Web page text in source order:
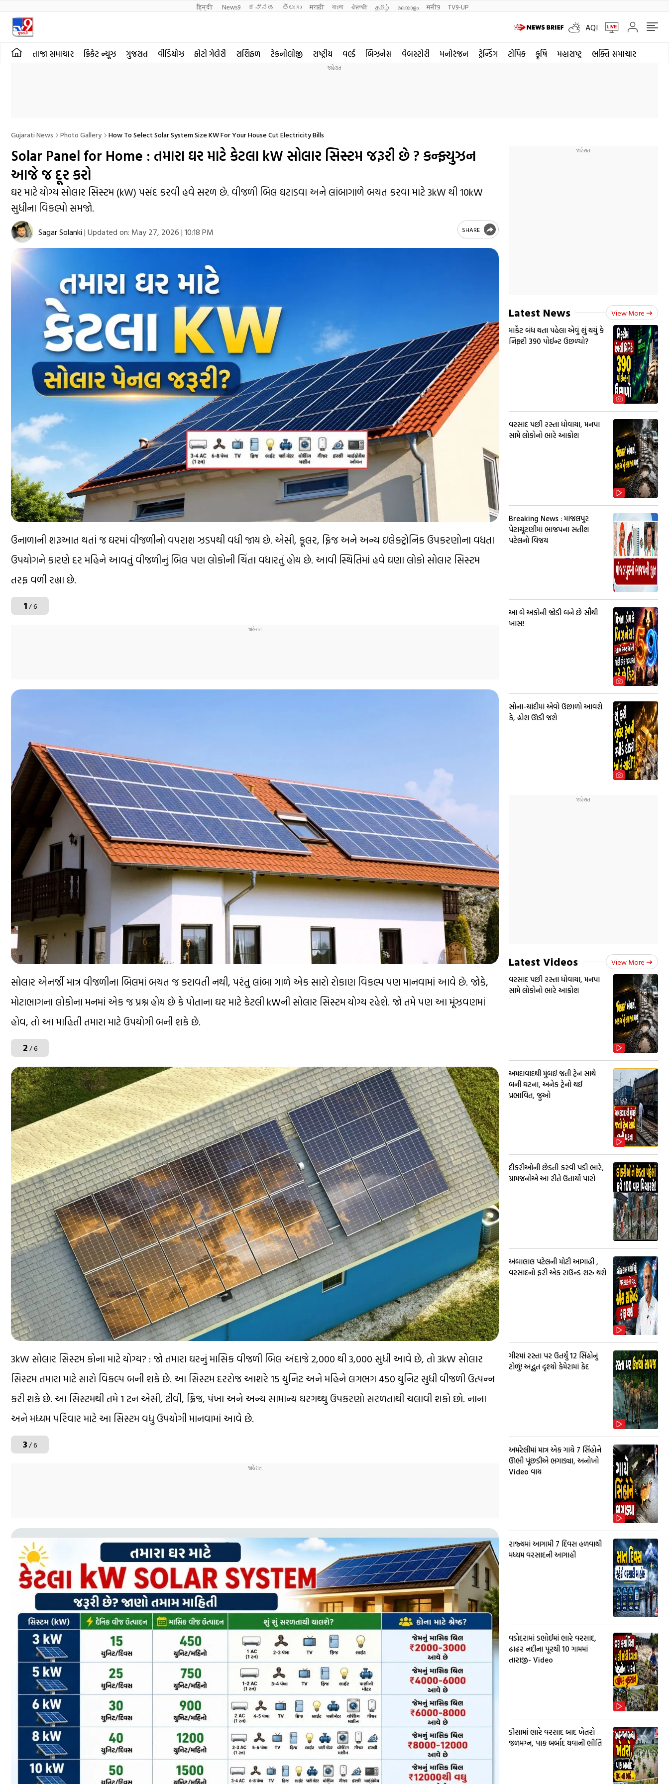
हिन्दी News9 ಕನ್ನಡ తెలుగు मराठी বাংলা ਪੰਜਾਬੀ தமிழ் മലയാളം मनी9 TV9-UP
AQI
તાજા સમાચાર ક્રિકેટ ન્યૂઝ ગુજરાત વીડિયોઝ ફોટો ગેલેરી રાશિફળ ટેકનોલોજી રાષ્ટ્રીય વર્લ્ડ બિઝનેસ વેબસ્ટોરી મનોરંજન ટ્રેન્ડિંગ ટોપિક કૃષિ મહારાષ્ટ્ર ભક્તિ સમાચાર
Gujarati News Photo Gallery How To Select Solar System Size KW For Your House Cut Electricity Bills
Solar Panel for Home : તમારા ઘર માટે કેટલા kW સોલાર સિસ્ટમ જરૂરી છે ? કન્ફ્યુઝન
આજે જ દૂર કરો
ઘર માટે યોગ્ય સોલાર સિસ્ટમ (kW) પસંદ કરવી હવે સરળ છે. વીજળી બિલ ઘટાડવા અને લાંબાગાળે બચત કરવા માટે 3kW થી 10kW
સુધીના વિકલ્પો સમજો.
Sagar Solanki | Updated on: May 27, 2026 | 10:18 PM SHARE
ઉનાળાની શરૂઆત થતાં જ ઘરમાં વીજળીનો વપરાશ ઝડપથી વધી જાય છે. એસી, કૂલર, ફ્રિજ અને અન્ય ઇલેક્ટ્રોનિક ઉપકરણોના વધતા
ઉપયોગને કારણે દર મહિને આવતું વીજળીનું બિલ પણ લોકોની ચિંતા વધારતું હોય છે. આવી સ્થિતિમાં હવે ઘણા લોકો સોલાર સિસ્ટમ
તરફ વળી રહ્યા છે.
1/ 6
સોલાર એનર્જી માત્ર વીજળીના બિલમાં બચત જ કરાવતી નથી, પરંતુ લાંબા ગાળે એક સારો રોકાણ વિકલ્પ પણ માનવામાં આવે છે. જોકે,
મોટાભાગના લોકોના મનમાં એક જ પ્રશ્ન હોય છે કે પોતાના ઘર માટે કેટલી kWની સોલાર સિસ્ટમ યોગ્ય રહેશે. જો તમે પણ આ મૂંઝવણમાં
હોવ, તો આ માહિતી તમારા માટે ઉપયોગી બની શકે છે.
2/ 6
3kW સોલાર સિસ્ટમ કોના માટે યોગ્ય? : જો તમારા ઘરનું માસિક વીજળી બિલ અંદાજે ₹2,000 થી ₹3,000 સુધી આવે છે, તો 3kW સોલાર
સિસ્ટમ તમારા માટે સારો વિકલ્પ બની શકે છે. આ સિસ્ટમ દરરોજ આશરે 15 યુનિટ અને મહિને લગભગ 450 યુનિટ સુધી વીજળી ઉત્પન્ન
કરી શકે છે. આ સિસ્ટમથી તમે 1 ટન એસી, ટીવી, ફ્રિજ, પંખા અને અન્ય સામાન્ય ઘરગથ્થુ ઉપકરણો સરળતાથી ચલાવી શકો છો. નાના
અને મધ્યમ પરિવાર માટે આ સિસ્ટમ વધુ ઉપયોગી માનવામાં આવે છે.
3/ 6
Latest News View More
માર્કેટ બંધ થતા પહેલા એવું શું થયું કે
નિફ્ટી 390 પોઈન્ટ ઉછળ્યો?
વરસાદ પછી રસ્તા ધોવાયા, મનપા
સામે લોકોનો ભારે આક્રોશ
Breaking News : માંજલપુર
પેટાચૂંટણીમાં ભાજપના સતીશ
પટેલનો વિજય
આ બે અંકોની જોડી બને છે સૌથી
ખાસ!
સોના-ચાંદીમાં એવો ઉછાળો આવશે
કે, હોશ ઊડી જશે
Latest Videos View More
વરસાદ પછી રસ્તા ધોવાયા, મનપા
સામે લોકોનો ભારે આક્રોશ
અમદાવાદથી મુંબઈ જતી ટ્રેન સાથે
બની ઘટના, અનેક ટ્રેનો થઈ
પ્રભાવિત, જુઓ
દીકરીઓની છેડતી કરવી પડી ભારે,
ગ્રામજનોએ આ રીતે ઉતાર્યો પારો
અંબાલાલ પટેલની મોટી આગાહી ,
વરસાદનો ફરી એક રાઉન્ડ શરુ થશે
ગીરમાં રસ્તા પર ઉતર્યું 12 સિંહોનું
ટોળું! અદ્ભુત દૃશ્યો કેમેરામાં કેદ
અમરેલીમાં માત્ર એક ગાયે 7 સિંહોને
ઊભી પૂંછડીએ ભગાડ્યા, અનોખો
Video વાય
રાજ્યમાં આગામી 7 દિવસ હળવાથી
મધ્યમ વરસાદની આગાહી
વડોદરામાં ડભોઈમાં ભારે વરસાદ,
ઢાઢર નદીના પૂરથી 10 ગામમાં
તારાજી- Video
ડીસામાં ભારે વરસાદ બાદ ખેતરો
જળમગ્ન, પાક બર્બાદ થવાની ભીતિ